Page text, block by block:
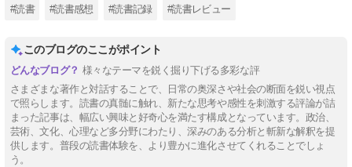
#読書 #読書感想 #読書記録 #読書レビュー
このブログのここがポイント
様々なテーマを鋭く掘り下げる多彩な評
さまざまな著作と対話することで、日常の奥深さや社会の断面を鋭い視点
で照らします。読書の真髄に触れ、新たな思考や感性を刺激する評論が詰
まった記事は、幅広い興味と好奇心を満たす構成となっています。政治、
芸術、文化、心理など多分野にわたり、深みのある分析と斬新な解釈を提
供します。普段の読書体験を、より豊かに進化させてくれることでしょ
う。